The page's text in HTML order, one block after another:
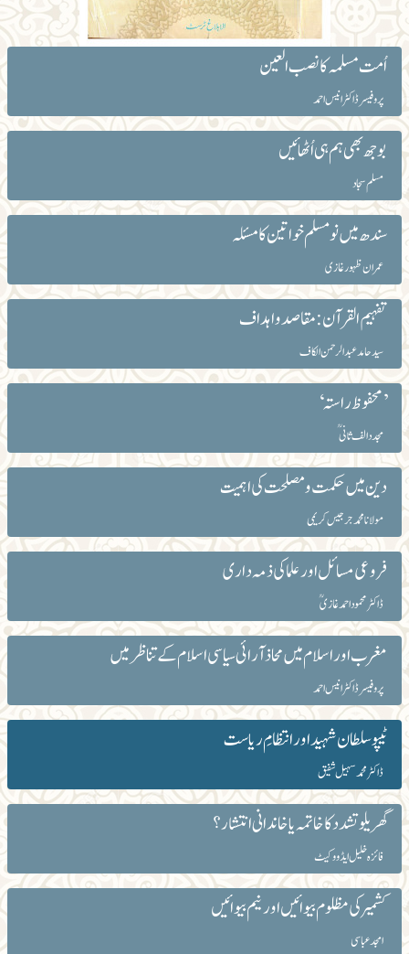
اُمت مسلمہ کا نصب العین
پروفیسر ڈاکٹر انیس احمد
بوجھ بھی ہم ہی اُٹھائیں
مسلم سجاد
سندھ میں نومسلم خواتین کا مسئلہ
عمران ظہور غازی
تفہیم القرآن: مقاصد و اہداف
سید حامد عبدالرحمن الکاف
’محفوظ راستہ‘
مجدد الف ثانؒی
دین میں حکمت و مصلحت کی اہمیت
مولانا محمد جرجیس کریمی
فروعی مسائل اور علما کی ذمہ داری
ڈاکٹر محمود احمد غازیؒ
مغرب اور اسلام میں محاذآرائی سیاسی اسلام کے تناظر میں
پروفیسر ڈاکٹر انیس احمد
ٹیپو سلطان شہید اور انتظامِ ریاست
ڈاکٹر محمد سہیل شفیق
گھریلو تشدد کاخاتمہ یا خاندانی انتشار؟
فائزہ خلیل ایڈووکیٹ
کشمیر کی مظلوم بیوائیں اور نیم بیوائیں
امجد عباسی